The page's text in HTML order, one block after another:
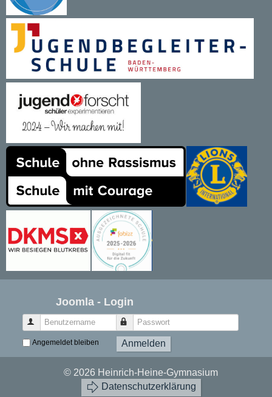
Joomla - Login
Benutzername Passwort
Angemeldet bleiben Anmelden
© 2026 Heinrich-Heine-Gymnasium
Datenschutzerklärung